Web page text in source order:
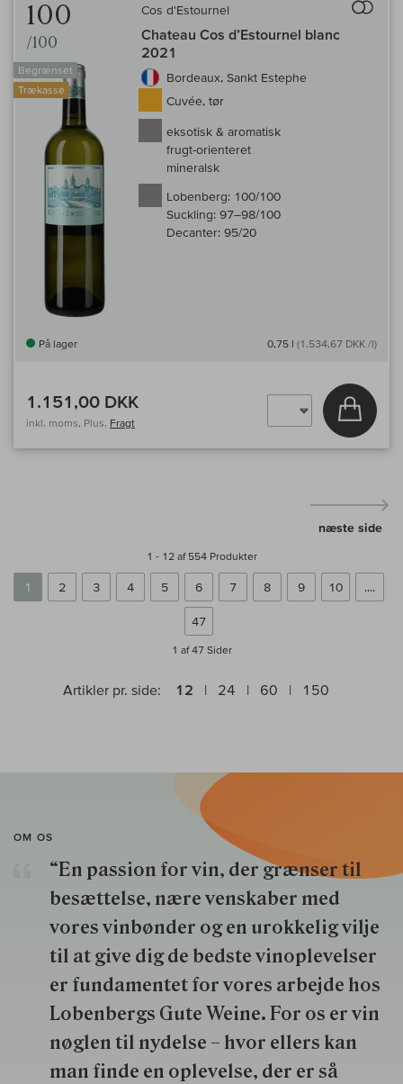
100
/100
Begrænset
Trækasse
Cos d'Estournel
Chateau Cos d’Estournel blanc
2021
Bordeaux, Sankt Estephe
Cuvée, tør
eksotisk & aromatisk
frugt-orienteret
mineralsk
Lobenberg: 100/100
Suckling: 97–98/100
Decanter: 95/20
På lager 0,75 l (1.534,67 DKK /l)
1.151,00 DKK
inkl. moms, Plus. Fragt
Læg i
1 - 12 af 554 Produkter
1 2 3 4 5 6 7 8 9 10 ....
47
næste side
1 af 47 Sider
Artikler pr. side: 12 24 60 150
OM OS
“En passion for vin, der grænser til
besættelse, nære venskaber med
vores vinbønder og en urokkelig vilje
til at give dig de bedste vinoplevelser
er fundamentet for vores arbejde hos
Lobenbergs Gute Weine. For os er vin
nøglen til nydelse – hvor ellers kan
man finde en oplevelse, der er så